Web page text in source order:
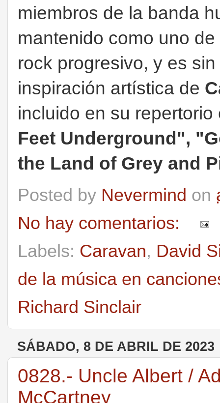
miembros de la banda
mantenido como uno
rock progresivo, y es
inspiración artística de
incluido en su
Feet Underground",
the Land of Grey and
Posted by Nevermind on
No hay comentarios:
Labels: Caravan, David
de la música en
Richard Sinclair
SÁBADO, 8 DE ABRIL DE 2023
0828.- Uncle Albert /
McCartney